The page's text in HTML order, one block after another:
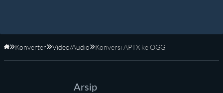
Beranda
Konverter Video/Audio Konversi APTX ke OGG
Arsip